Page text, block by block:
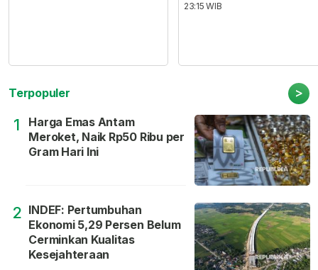
23:15 WIB
Terpopuler >
1
Harga Emas Antam
Meroket, Naik Rp50 Ribu per
Gram Hari Ini
2 INDEF: Pertumbuhan
Ekonomi 5,29 Persen Belum
Cerminkan Kualitas
Kesejahteraan